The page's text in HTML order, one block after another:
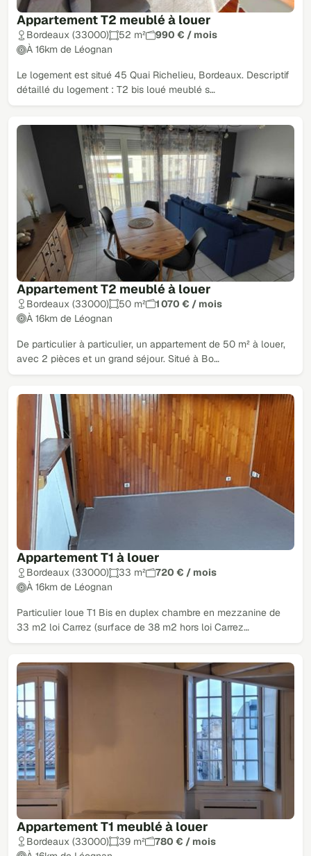
Appartement T2 meublé à louer
Bordeaux (33000) 52 m²
990 € / mois
À 16km de Léognan
Le logement est situé 45 Quai Richelieu, Bordeaux. Descriptif
détaillé du logement : T2 bis loué meublé s…
Appartement T2 meublé à louer
Bordeaux (33000) 50 m²
1 070 € / mois
À 16km de Léognan
De particulier à particulier, un appartement de 50 m² à louer,
avec 2 pièces et un grand séjour. Situé à Bo…
Appartement T1 à louer
Bordeaux (33000) 33 m²
720 € / mois
À 16km de Léognan
Particulier loue T1 Bis en duplex chambre en mezzanine de
33 m2 loi Carrez (surface de 38 m2 hors loi Carrez…
Appartement T1 meublé à louer
Bordeaux (33000) 39 m²
780 € / mois